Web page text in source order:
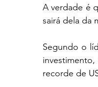
A verdade é
sairá dela da
Segundo o
recorde de